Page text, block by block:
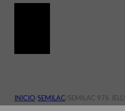
INICIO/SEMILAC/SEMILAC 976